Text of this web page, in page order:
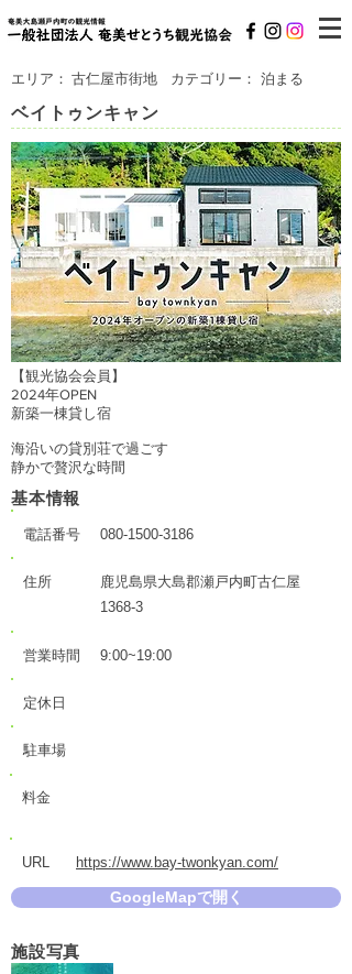
エリア： 古仁屋市街地 カテゴリー： 泊まる
ベイトゥンキャン
【観光協会会員】
2024年OPEN
新築一棟貸し宿
海沿いの貸別荘で過ごす
静かで贅沢な時間
基本情報
電話番号 080-1500-3186
住所
鹿児島県大島郡瀬戸内町古仁屋
1368-3
営業時間 9:00~19:00
定休日
駐車場
料金
URL https://www.bay-twonkyan.com/
GoogleMapで開く
施設写真